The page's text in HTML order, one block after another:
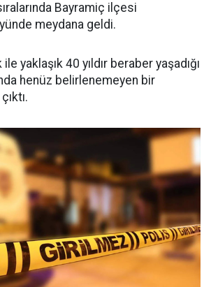
Bayramiç ilçesi
meydana geldi.
yaklaşık 40 yıldır beraber yaşadığı
henüz belirlenemeyen bir